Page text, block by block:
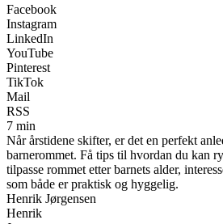
Facebook
Instagram
LinkedIn
YouTube
Pinterest
TikTok
Mail
RSS
7 min
Når årstidene skifter, er det en perfekt
barnerommet. Få tips til hvordan du kan
tilpasse rommet etter barnets alder,
som både er praktisk og hyggelig.
Henrik Jørgensen
Henrik